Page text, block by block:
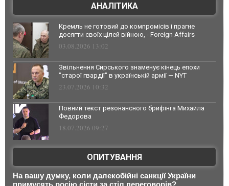
АНАЛІТИКА
Кремль не готовий до компромісів і прагне
досягти своїх цілей війною, - Foreign Affairs
03.08.2026 13:02
Звільнення Сирського знаменує кінець епохи
"старої гвардії" в українській армії — NYT
23.07.2026 10:32
Повний текст резонансного брифінга Михайла
Федорова
18.07.2026 09:27
ОПИТУВАННЯ
На вашу думку, коли далекобійні санкції України
примусять росію сісти за стіл переговорів?